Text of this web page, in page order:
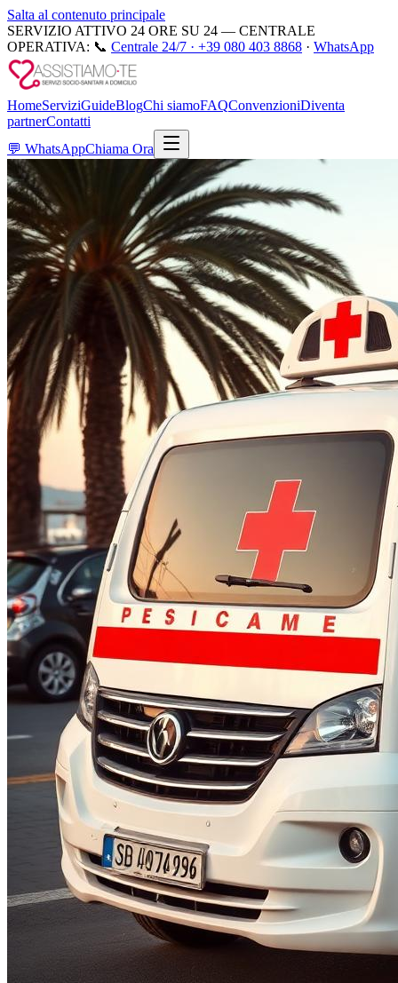
Salta al contenuto principale
SERVIZIO ATTIVO 24 ORE SU 24 — CENTRALE
OPERATIVA: 📞 Centrale 24/7 · +39 080 403 8868 · WhatsApp
HomeServiziGuideBlogChi siamoFAQConvenzioniDiventa
partnerContatti
💬 WhatsAppChiama Ora